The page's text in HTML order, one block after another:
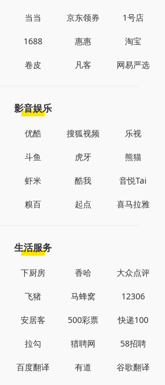
当当 京东领券 1号店
1688 惠惠 淘宝
卷皮 凡客 网易严选
影音娱乐
优酷 搜狐视频 乐视
斗鱼 虎牙 熊猫
虾米 酷我 音悦Tai
糗百 起点 喜马拉雅
生活服务
下厨房 香哈 大众点评
飞猪 马蜂窝 12306
安居客 500彩票 快递100
拉勾 猎聘网 58招聘
百度翻译 有道 谷歌翻译